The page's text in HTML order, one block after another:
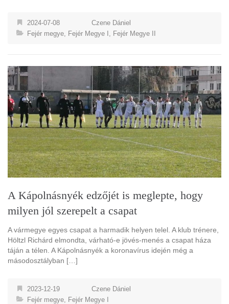
2024-07-08
Czene Dániel
Fejér megye
Fejér Megye I Fejér Megye II
A Kápolnásnyék edzőjét is meglepte, hogy
milyen jól szerepelt a csapat
A vármegye egyes csapat a harmadik helyen telel. A klub trénere,
Höltzl Richárd elmondta, várható-e jövés-menés a csapat háza
táján a télen. A Kápolnásnyék a koronavírus idején még a
másodosztályban […]
2023-12-19
Czene Dániel
Fejér megye
Fejér Megye I